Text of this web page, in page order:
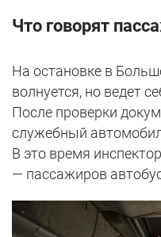
Что говорят
На остановке в
волнуется, но ведет
После проверки
служебный
В это время
— пассажиров